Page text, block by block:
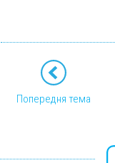
Попередня тема